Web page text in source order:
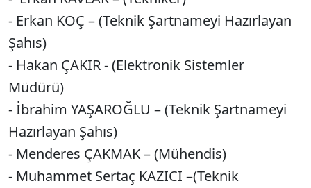
- Erkan KOÇ – (Teknik Şartnameyi Hazırlayan
Şahıs)
- ⁠Hakan ÇAKIR - (Elektronik Sistemler
Müdürü)
- ⁠İbrahim YAŞAROĞLU – (Teknik Şartnameyi
Hazırlayan Şahıs)
- ⁠Menderes ÇAKMAK – (Mühendis)
- Muhammet Sertaç KAZICI –(Teknik